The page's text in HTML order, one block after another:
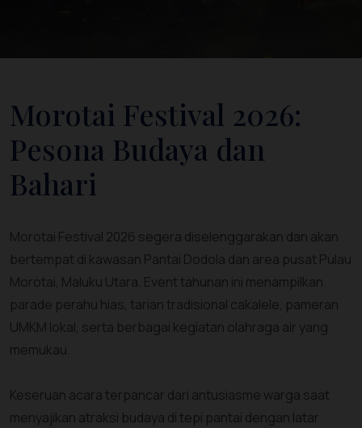
Morotai Festival 2026:
Pesona Budaya dan
Bahari
Morotai Festival 2026 segera diselenggarakan dan akan
bertempat di kawasan Pantai Dodola dan area pusat Pulau
Morotai, Maluku Utara. Event tahunan ini menampilkan
parade perahu hias, tarian tradisional cakalele, pameran
UMKM lokal, serta berbagai kegiatan olahraga air yang
memukau.
Keseruan acara terpancar dari antusiasme warga saat
menyajikan atraksi budaya di tepi pantai dengan latar